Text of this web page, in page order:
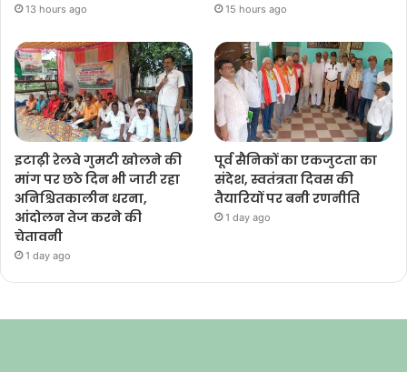
13 hours ago 15 hours ago
इटाढ़ी रेलवे गुमटी खोलने की
मांग पर छठे दिन भी जारी रहा
अनिश्चितकालीन धरना,
आंदोलन तेज करने की
चेतावनी
1 day ago
पूर्व सैनिकों का एकजुटता का
संदेश, स्वतंत्रता दिवस की
तैयारियों पर बनी रणनीति
1 day ago